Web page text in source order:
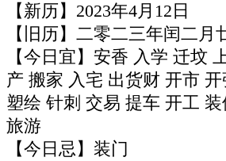
【新历】2023年4月12日
【旧历】二零二三年闰二月
【今日宜】安香 入学 迁坟
产 搬家 入宅 出货财 开市
塑绘 针刺 交易 提车 开工
旅游
【今日忌】装门